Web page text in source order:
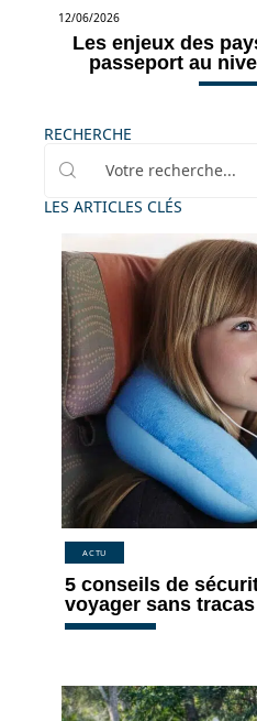
12/06/2026
Les enjeux des
passeport au
RECHERCHE
LES ARTICLES CLÉS
ACTU
5 conseils de
voyager sans tracas